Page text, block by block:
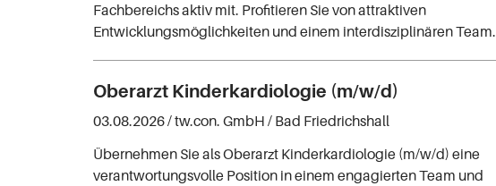
Fachbereichs aktiv mit. Profitieren Sie von attraktiven
Entwicklungsmöglichkeiten und einem interdisziplinären Team.
Oberarzt Kinderkardiologie (m/w/d)
03.08.2026 /tw.con. GmbH / Bad Friedrichshall
Übernehmen Sie als Oberarzt Kinderkardiologie (m/w/d) eine
verantwortungsvolle Position in einem engagierten Team und